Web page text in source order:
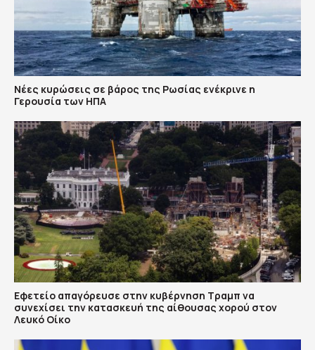
Νέες κυρώσεις σε βάρος της Ρωσίας ενέκρινε η
Γερουσία των ΗΠΑ
Εφετείο απαγόρευσε στην κυβέρνηση Τραμπ να
συνεχίσει την κατασκευή της αίθουσας χορού στον
Λευκό Οίκο